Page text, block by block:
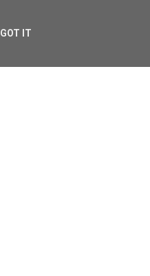
GOT IT